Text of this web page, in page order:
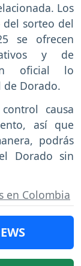
Los
sorteo del
se ofrecen
y de
oficial lo
de Dorado.
causa
así que
podrás
Dorado sin
en Colombia